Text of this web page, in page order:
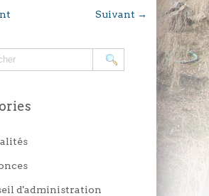
Suivant →
d'administration